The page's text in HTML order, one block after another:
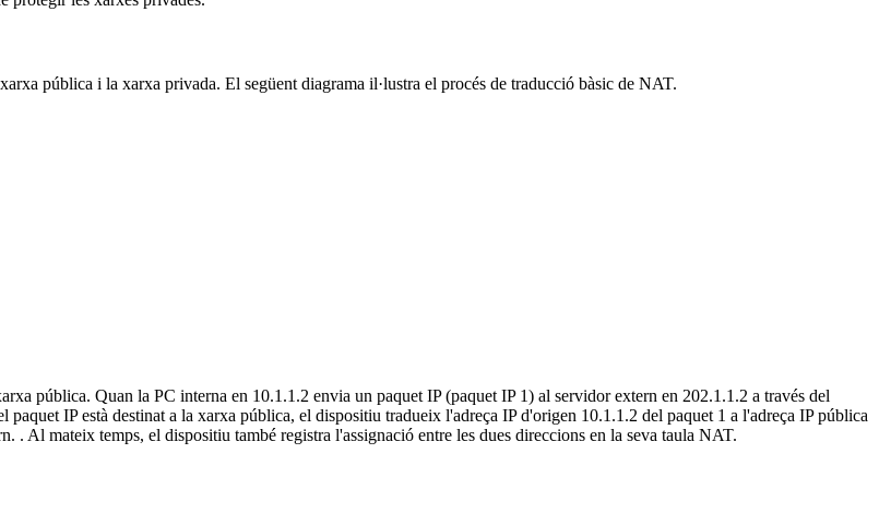
pública i la xarxa privada. El següent diagrama il·lustra el procés de traducció bàsic de NAT.
pública. Quan la PC interna en 10.1.1.2 envia un paquet IP (paquet IP 1) al servidor extern en 202.1.1.2 a través del
IP està destinat a la xarxa pública, el dispositiu tradueix l'adreça IP d'origen 10.1.1.2 del paquet 1 a l'adreça IP pública
. Al mateix temps, el dispositiu també registra l'assignació entre les dues direccions en la seva taula NAT.